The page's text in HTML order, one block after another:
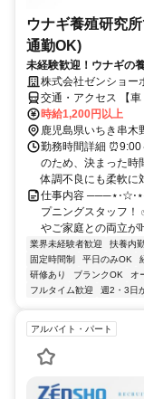
ウナギ養殖研究
通勤OK)
未経験歓迎！ウナギの
株式会社ゼンショ
交通・アクセス 【
分
時給1,200円以上
鹿児島県いちき串木
勤務時間詳細
のため、決まった時
体調不良にも柔軟に
仕事内容
プニングスタッフ！
やご家庭との両立が
業界未経験者歓迎 扶養内
固定時間制
平日のみOK
研修あり
ブランクOK オ
フルタイム歓迎
週2・3日
アルバイト・パート